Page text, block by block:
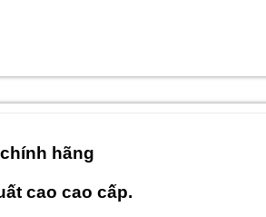
hãng
cao cao cấp.